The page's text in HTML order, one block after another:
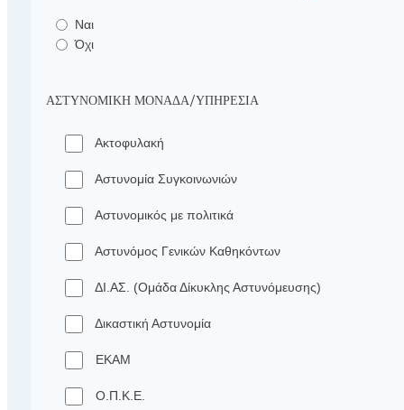
Ναι
Όχι
ΑΣΤΥΝΟΜΙΚΉ ΜΟΝΆΔΑ/ΥΠΗΡΕΣΊΑ
Ακτοφυλακή
Αστυνομία Συγκοινωνιών
Αστυνομικός με πολιτικά
Αστυνόμος Γενικών Καθηκόντων
ΔΙ.ΑΣ. (Ομάδα Δίκυκλης Αστυνόμευσης)
Δικαστική Αστυνομία
ΕΚΑΜ
Ο.Π.Κ.Ε.